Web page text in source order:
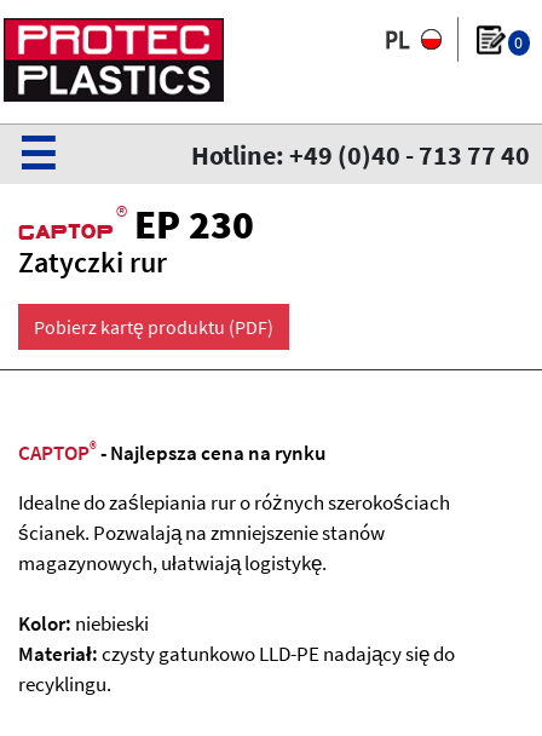
0
Hotline: +49 (0)40 - 713 77 40
☰
CaPtoP ® EP 230
Zatyczki rur
Pobierz kartę produktu (PDF)
CAPTOP®- Najlepsza cena na rynku
Idealne do zaślepiania rur o różnych szerokościach
ścianek. Pozwalają na zmniejszenie stanów
magazynowych, ułatwiają logistykę.
Kolor: niebieski
Materiał:czysty gatunkowo LLD-PE nadający się do
recyklingu.